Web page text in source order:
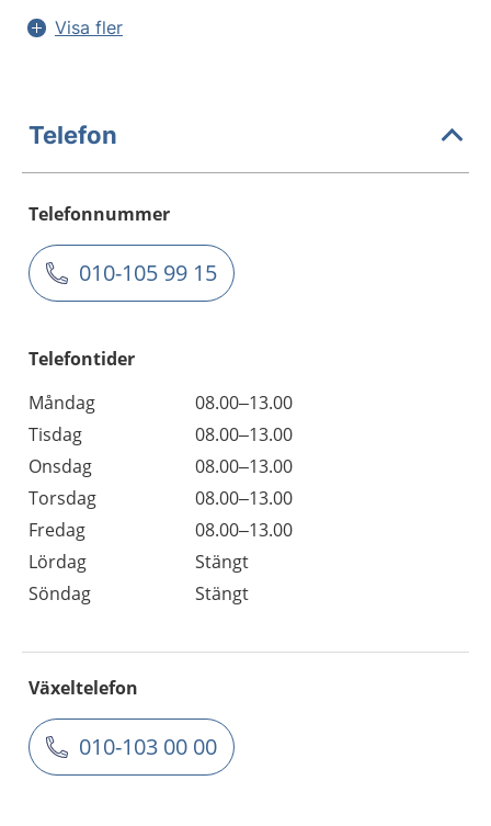
Visa fler
Telefon
Telefonnummer
010-105 99 15
Telefontider
Måndag
08.00–13.00
Tisdag
08.00–13.00
Onsdag
08.00–13.00
Torsdag
08.00–13.00
Fredag
08.00–13.00
Lördag
Stängt
Söndag
Stängt
Växeltelefon
010-103 00 00